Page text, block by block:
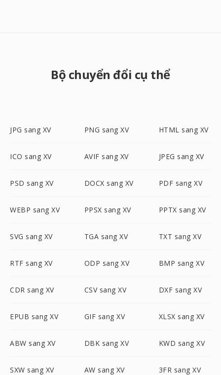
Bộ chuyển đổi cụ thể
JPG sang XV PNG sang XV HTML sang XV
ICO sang XV AVIF sang XV JPEG sang XV
PSD sang XV DOCX sang XV PDF sang XV
WEBP sang XV PPSX sang XV PPTX sang XV
SVG sang XV TGA sang XV TXT sang XV
RTF sang XV ODP sang XV BMP sang XV
CDR sang XV CSV sang XV DXF sang XV
EPUB sang XV GIF sang XV XLSX sang XV
ABW sang XV DBK sang XV KWD sang XV
SXW sang XV AW sang XV 3FR sang XV